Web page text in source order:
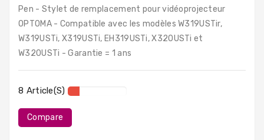
Composants
Portables
Destockage
Pen - Stylet de remplacement pour vidéoprojecteur
OPTOMA - Compatible avec les modèles W319USTir,
W319USTi, X319USTi, EH319USTi, X320USTi et
W320USTi - Garantie = 1 ans
8 Article(s)
Compare